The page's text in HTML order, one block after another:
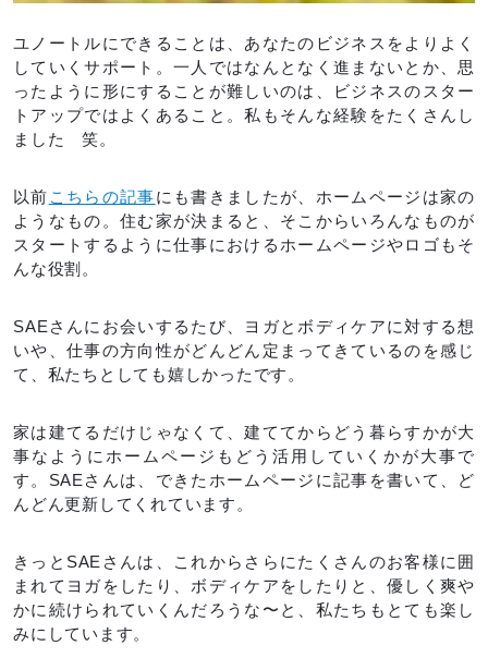
ユノートルにできることは、あなたのビジネスをよりよく
していくサポート。一人ではなんとなく進まないとか、思
ったように形にすることが難しいのは、ビジネスのスター
トアップではよくあること。私もそんな経験をたくさんし
ました 笑。
以前 こちらの記事にも書きましたが、ホームページは家の
ようなもの。住む家が決まると、そこからいろんなものが
スタートするように仕事におけるホームページやロゴもそ
んな役割。
SAEさんにお会いするたび、ヨガとボディケアに対する想
いや、仕事の方向性がどんどん定まってきているのを感じ
て、私たちとしても嬉しかったです。
家は建てるだけじゃなくて、建ててからどう暮らすかが大
事なようにホームページもどう活用していくかが大事で
す。SAEさんは、できたホームページに記事を書いて、ど
んどん更新してくれています。
きっとSAEさんは、これからさらにたくさんのお客様に囲
まれてヨガをしたり、ボディケアをしたりと、優しく爽や
かに続けられていくんだろうな〜と、私たちもとても楽し
みにしています。